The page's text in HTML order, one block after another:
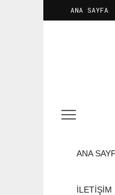
ANA SAYFA
ANA
İLETIŞIM